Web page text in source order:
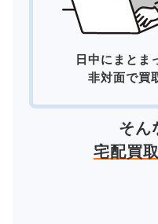
日中にまとま
非対面で買
そん
宅配買取